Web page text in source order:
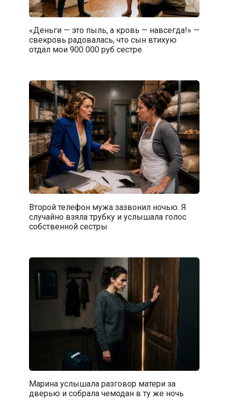
«Деньги — это пыль, а кровь — навсегда!» —
свекровь радовалась, что сын втихую
отдал мои 900 000 руб сестре.
Второй телефон мужа зазвонил ночью. Я
случайно взяла трубку и услышала голос
собственной сестры
Марина услышала разговор матери за
дверью и собрала чемодан в ту же ночь